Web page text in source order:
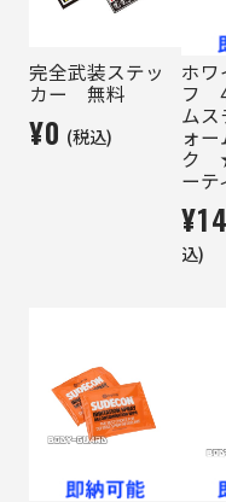
完全武装ステッ
カー 無料
¥0 (税込)
ホワ
フ
ムス
ォ
ク
ーテ
込)